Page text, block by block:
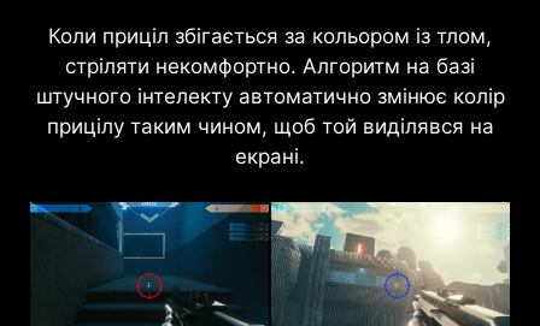
Коли приціл збігається за кольором із тлом,
стріляти некомфортно. Алгоритм на базі
штучного інтелекту автоматично змінює колір
прицілу таким чином, щоб той виділявся на
екрані.
Нова технологія AI Vision може не тільки
розпізнавати деталі в темних областях, але й
підвищувати загальну яскравість і насиченість
кольорів..